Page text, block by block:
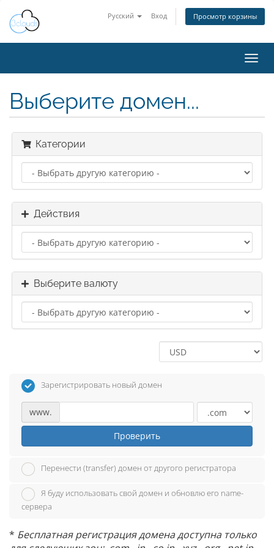
Русский Вход Просмотр корзины
Выберите домен...
Категории
Действия
Выберите валюту
Зарегистрировать новый домен
www.
Проверить
Перенести (transfer) домен от другого регистратора
Я буду использовать свой домен и обновлю его name-
сервера
* Бесплатная регистрация домена доступна только